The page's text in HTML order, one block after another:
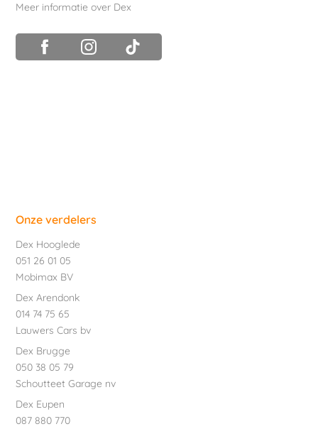
Meer informatie over Dex
Onze verdelers
Dex Hooglede
051 26 01 05
Mobimax BV
Dex Arendonk
014 74 75 65
Lauwers Cars bv
Dex Brugge
050 38 05 79
Schoutteet Garage nv
Dex Eupen
087 880 770